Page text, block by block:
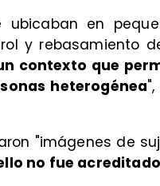
ubicaban en
y rebasamiento
contexto que
heterogénea
"imágenes de
no fue